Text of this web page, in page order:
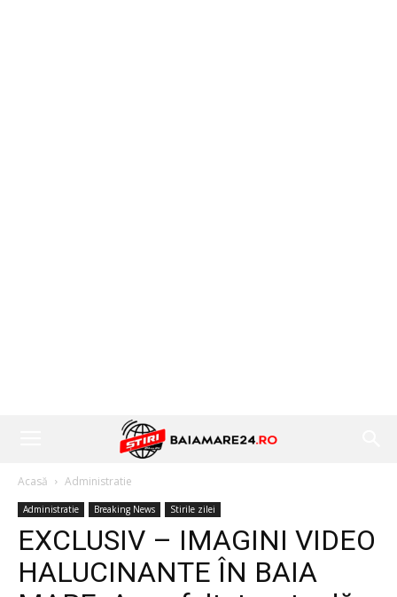
Acasă Administratie
Administratie Breaking News Stirile zilei
EXCLUSIV – IMAGINI VIDEO
HALUCINANTE ÎN BAIA